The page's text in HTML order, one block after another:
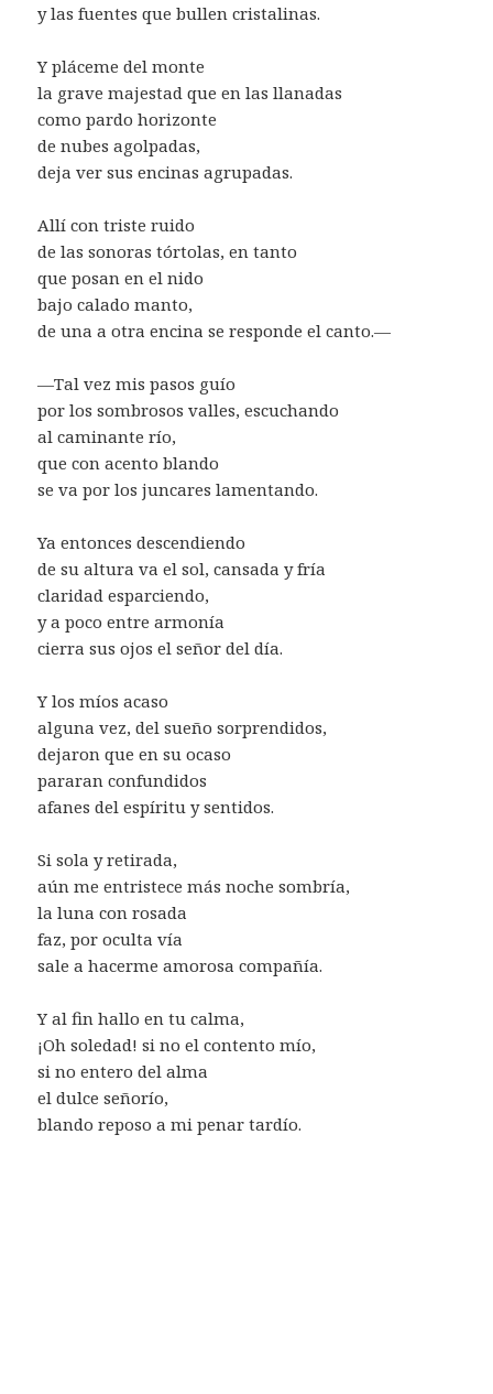
y las fuentes que bullen cristalinas.
Y pláceme del monte
la grave majestad que en las llanadas
como pardo horizonte
de nubes agolpadas,
deja ver sus encinas agrupadas.
Allí con triste ruido
de las sonoras tórtolas, en tanto
que posan en el nido
bajo calado manto,
de una a otra encina se responde el canto.—
—Tal vez mis pasos guío
por los sombrosos valles, escuchando
al caminante río,
que con acento blando
se va por los juncares lamentando.
Ya entonces descendiendo
de su altura va el sol, cansada y fría
claridad esparciendo,
y a poco entre armonía
cierra sus ojos el señor del día.
Y los míos acaso
alguna vez, del sueño sorprendidos,
dejaron que en su ocaso
pararan confundidos
afanes del espíritu y sentidos.
Si sola y retirada,
aún me entristece más noche sombría,
la luna con rosada
faz, por oculta vía
sale a hacerme amorosa compañía.
Y al fin hallo en tu calma,
¡Oh soledad! si no el contento mío,
si no entero del alma
el dulce señorío,
blando reposo a mi penar tardío.